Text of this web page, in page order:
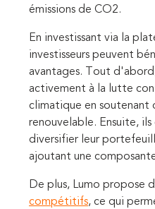
émissions de CO2.
En investissant via la
investisseurs peuvent
avantages. Tout
activement à la lutte
climatique en soutenant
renouvelable. Ensuite,
diversifier leur
ajoutant une
De plus, Lumo propose
compétitifs, ce qui